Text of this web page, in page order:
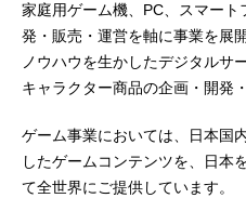
家庭用ゲーム機、PC、スマート
発・販売・運営を軸に事業を展
ノウハウを生かしたデジタルサ
キャラクター商品の企画・開発
ゲーム事業においては、日本国
したゲームコンテンツを、日本
て全世界にご提供しています。